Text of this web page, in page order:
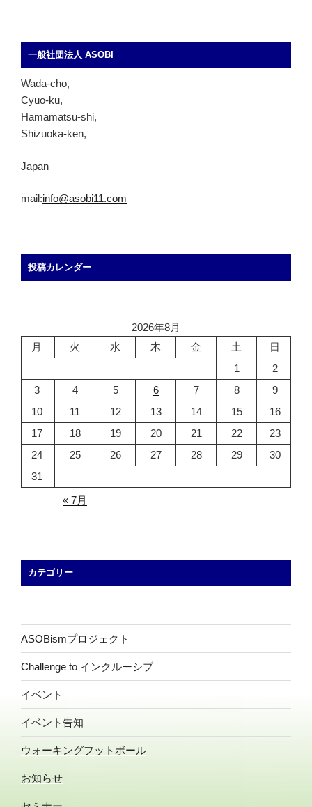
一般社団法人 ASOBI
Wada-cho,
Cyuo-ku,
Hamamatsu-shi,
Shizuoka-ken,
Japan
mail:info@asobi11.com
投稿カレンダー
2026年8月
月
火 水 木 金 土
日
1
2
3
4 5 6 7 8
9
10
11 12 13 14 15
16
17
18 19 20 21 22
23
24
25 26 27 28 29
30
31
« 7月
カテゴリー
ASOBismプロジェクト
Challenge to インクルーシブ
イベント
イベント告知
ウォーキングフットボール
お知らせ